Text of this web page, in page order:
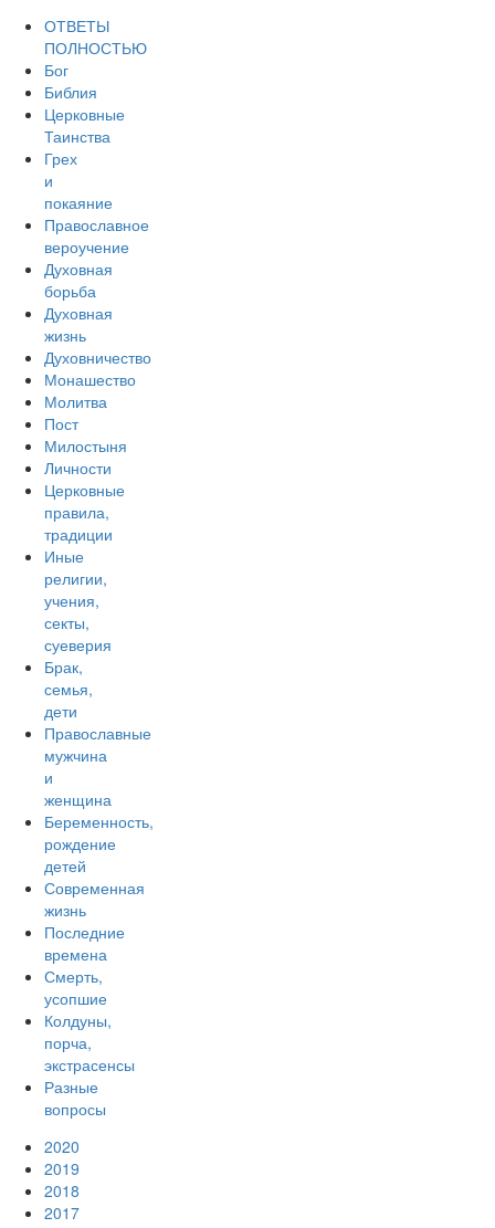
ОТВЕТЫ
ПОЛНОСТЬЮ
Бог
Библия
Церковные
Таинства
Грех
и
покаяние
Православное
вероучение
Духовная
борьба
Духовная
жизнь
Духовничество
Монашество
Молитва
Пост
Милостыня
Личности
Церковные
правила,
традиции
Иные
религии,
учения,
секты,
суеверия
Брак,
семья,
дети
Православные
мужчина
и
женщина
Беременность,
рождение
детей
Современная
жизнь
Последние
времена
Смерть,
усопшие
Колдуны,
порча,
экстрасенсы
Разные
вопросы
2020
2019
2018
2017